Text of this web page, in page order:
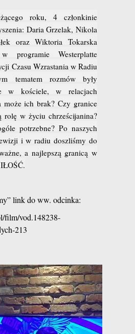
roku, 4 członkinie
Daria Grzelak, Nikola
łek oraz Wiktoria Tokarska
programie Westerplatte
Czasu Wzrastania w Radiu
tematem rozmów były
w kościele, w relacjach
może ich brak? Czy granice
rolę w życiu chrześcijanina?
potrzebne? Po naszych
i w radiu doszliśmy do
żne, a najlepszągranicą w
ŁOŚĆ.
link do ww. odcinka:
film/vod.148238-
213